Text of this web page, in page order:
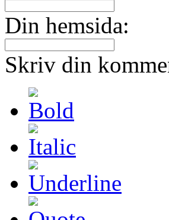
Din hemsida:
Skriv din